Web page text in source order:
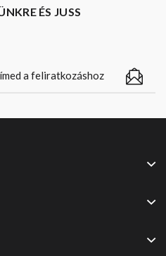
ÉS JUSS